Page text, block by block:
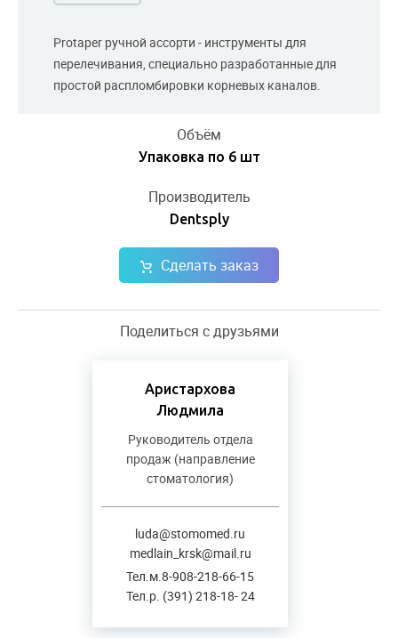
Объём
Упаковка по 6 шт
Производитель
Dentsply
Сделать заказ
Поделиться с друзьями
Аристархова
Людмила
Руководитель отдела
продаж (направление
стоматология)
luda@stomomed.ru
medlain_krsk@mail.ru
Тел.м.8-908-218-66-15
Тел.р. (391) 218-18- 24
Protaper ручной ассорти - инструменты для
перелечивания, специально разработанные для
простой распломбировки корневых каналов.